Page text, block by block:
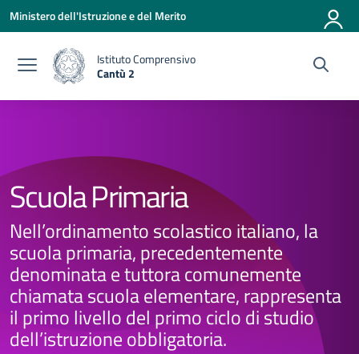
Vai ai contenuti
Vai al menu di navigazione
Vai al footer
Ministero dell'Istruzione e del Merito
Istituto Comprensivo
Cantù 2
Scuola Primaria
Nell’ordinamento scolastico italiano, la
scuola primaria, precedentemente
denominata e tuttora comunemente
chiamata scuola elementare, rappresenta
il primo livello del primo ciclo di studio
dell’istruzione obbligatoria.